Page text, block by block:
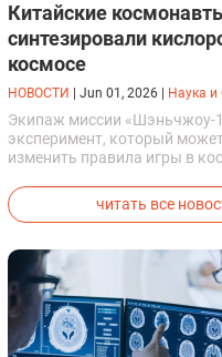
Китайские
синтезировали
космосе
НОВОСТИ Jun 01, 2026 Наука и
Экипаж миссии «Шэньчжоу-
эксперимент, который
изменить правила игры в
успешно синтезировали
компоненты ракетного
прямо на орбите.
читать все